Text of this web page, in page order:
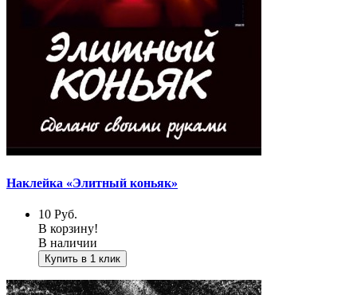
Наклейка «Элитный коньяк»
10 Руб.
В корзину!
В наличии
Купить в 1 клик